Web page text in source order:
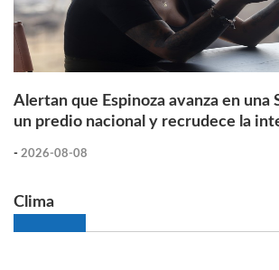
Alertan que Espinoza avanza en una
un predio nacional y recrudece la
- 2026-08-08
Clima